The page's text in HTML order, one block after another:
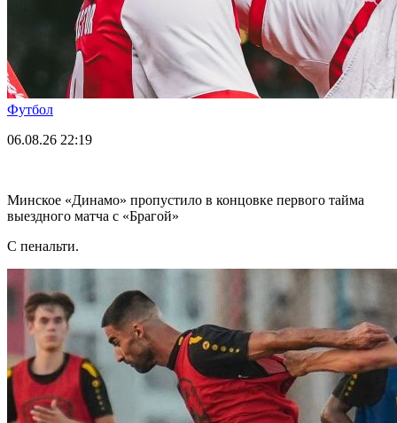
Футбол
06.08.26 22:19
Минское «Динамо» пропустило в концовке первого тайма
выездного матча с «Брагой»
С пенальти.